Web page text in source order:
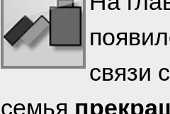
связи
семья